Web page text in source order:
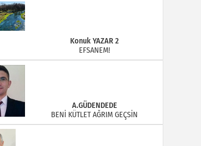
Konuk YAZAR 2
EFSANEM!
A.GÜDENDEDE
BENİ KÜTLET AĞRIM GEÇSİN